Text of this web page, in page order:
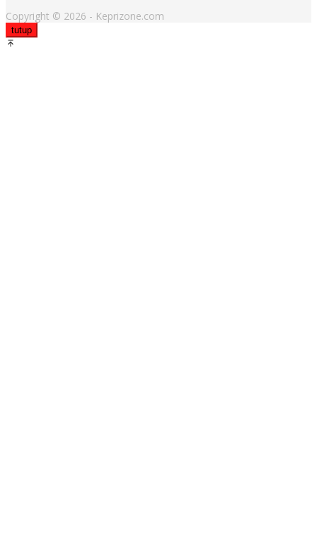
Copyright © 2026 - Keprizone.com
tutup